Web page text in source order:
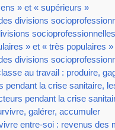
» et « supérieurs »
divisions
» et « très populaires »
divisions
au travail : produire,
pendant la crise sanitaire,
pendant la crise
galérer, accumuler
entre-soi : revenus des